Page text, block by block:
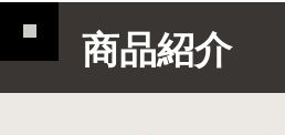
商品紹介